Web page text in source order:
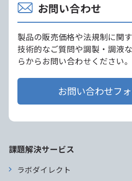
お問い合わせ
製品の販売価格や法規制に関
技術的なご質問や調製・調液
らからお問い合わせください。
お問い合わせフ
課題解決サービス
ラボダイレクト